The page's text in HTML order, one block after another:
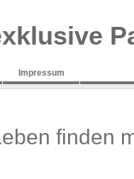
Impressum
finden